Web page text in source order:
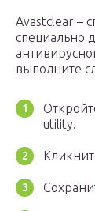
Avastclear –
специально
выполните
utility.